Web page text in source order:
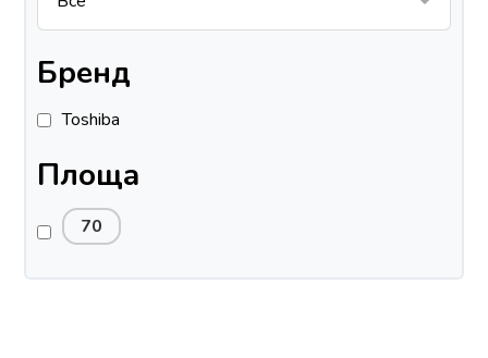
Бренд
Toshiba
Площа
70